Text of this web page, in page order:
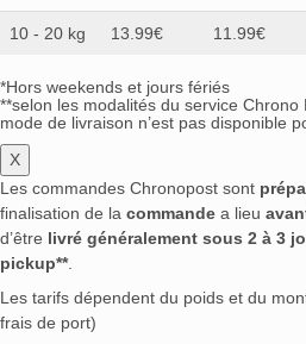
10 - 20 kg 13.99€ 11.99€
*Hors weekends et jours fériés
**selon les modalités du service
mode de livraison n’est pas disponible
X
Les commandes Chronopost sont
finalisation de la commande a lieu
d’être livré généralement sous 2 à 3
pickup**.
Les tarifs dépendent du poids et du
frais de port)